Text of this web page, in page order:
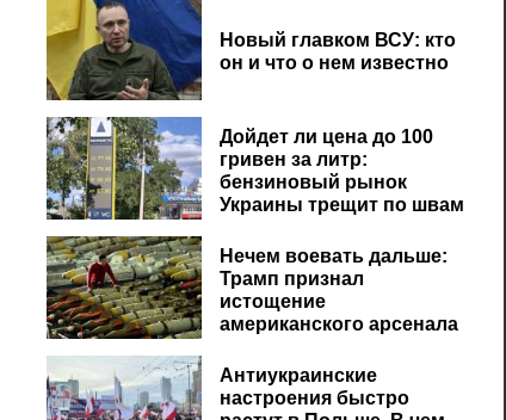
Новый главком ВСУ: кто
он и что о нем известно
Дойдет ли цена до 100
гривен за литр:
бензиновый рынок
Украины трещит по швам
Нечем воевать дальше:
Трамп признал
истощение
американского арсенала
Антиукраинские
настроения быстро